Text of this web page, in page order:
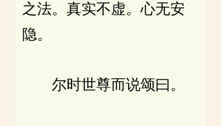
之法。真实不虚。心无安
隐。
尔时世尊而说颂曰。